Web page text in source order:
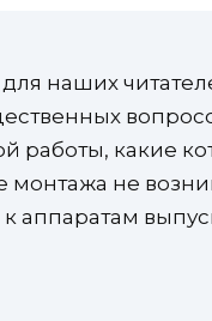
наших
работы, какие
монтажа не
аппаратам